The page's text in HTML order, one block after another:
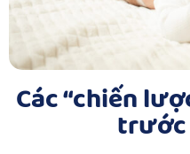
Các “chiến
trước